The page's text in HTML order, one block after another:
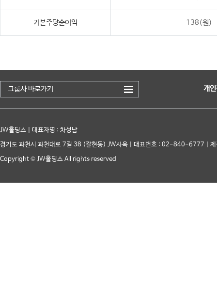
기본주당순이익 138(원)
그룹사 바로가기 개
JW홀딩스 | 대표자명 : 차성남
경기도 과천시 과천대로 7길 38 (갈현동) JW사옥 | 대표번호 : 02-840-6777 |
Copyright © JW홀딩스 All rights reserved